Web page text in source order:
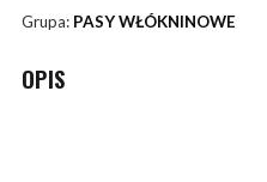
Grupa: PASY WŁÓKNINOWE
OPIS